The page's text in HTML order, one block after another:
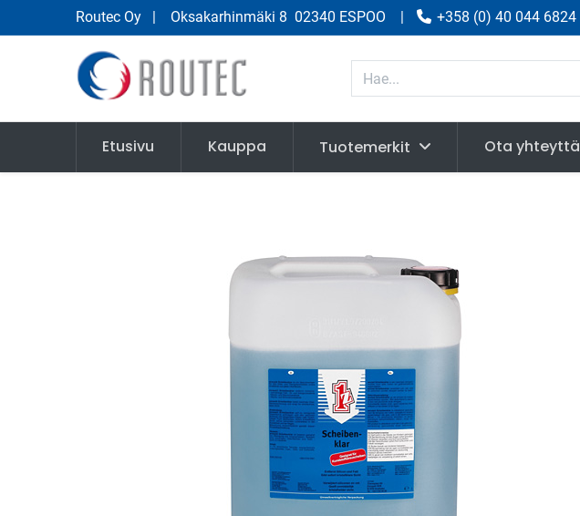
Routec Oy | Oksakarhinmäki 8 02340 ESPOO | +358 (0) 40 044 6824
Etusivu Kauppa Tuotemerkit Ota yhteyttä